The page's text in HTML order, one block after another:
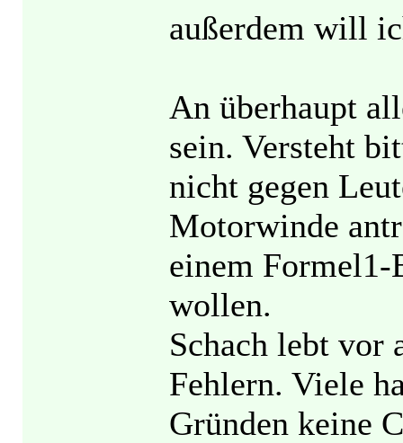
außerdem will
An überhaupt
sein. Versteht
nicht gegen
Motorwinde
einem Formel1-
wollen.
Schach lebt vor
Fehlern. Viele
Gründen keine